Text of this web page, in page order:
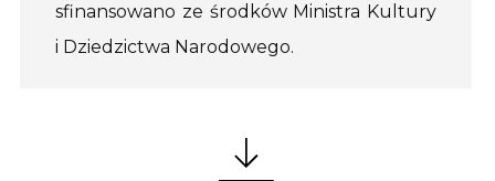
sfinansowano ze środków Ministra Kultury
i Dziedzictwa Narodowego.